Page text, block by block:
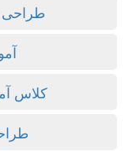
طراحی
کلاس